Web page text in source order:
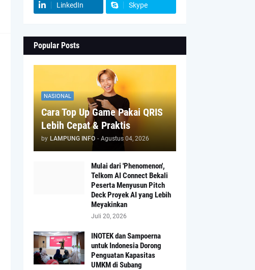
LinkedIn Skype
Popular Posts
NASIONAL
Cara Top Up Game Pakai QRIS
Lebih Cepat & Praktis
by LAMPUNG INFO - Agustus 04, 2026
Mulai dari 'Phenomenon',
Telkom AI Connect Bekali
Peserta Menyusun Pitch
Deck Proyek AI yang Lebih
Meyakinkan
Juli 20, 2026
INOTEK dan Sampoerna
untuk Indonesia Dorong
Penguatan Kapasitas
UMKM di Subang